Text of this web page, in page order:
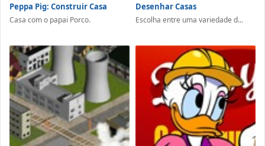
Peppa Pig: Construir Casa
Casa com o papai Porco.
Desenhar Casas
Escolha entre uma variedade d...